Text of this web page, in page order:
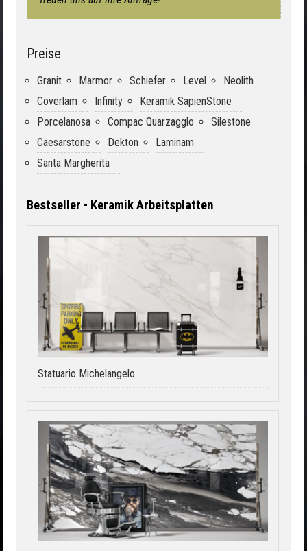
Preise
Granit Marmor Schiefer Level
Neolith
Coverlam
Infinity
Keramik SapienStone
Porcelanosa
Compac Quarzagglo
Silestone
Caesarstone
Dekton
Laminam
Santa Margherita
Bestseller - Keramik Arbeitsplatten
Statuario Michelangelo